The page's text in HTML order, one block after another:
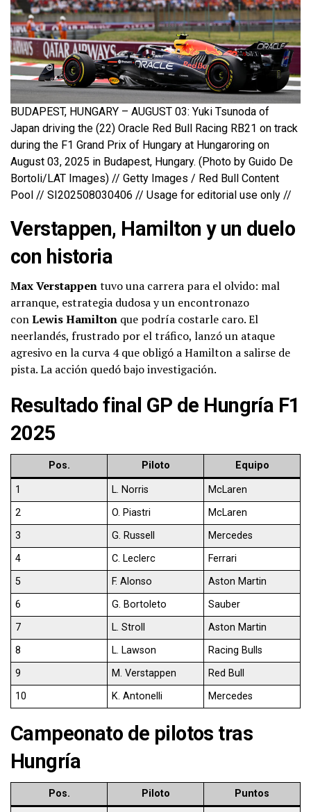
BUDAPEST, HUNGARY – AUGUST 03: Yuki Tsunoda of
Japan driving the (22) Oracle Red Bull Racing RB21 on track
during the F1 Grand Prix of Hungary at Hungaroring on
August 03, 2025 in Budapest, Hungary. (Photo by Guido De
Bortoli/LAT Images) // Getty Images / Red Bull Content
Pool // SI202508030406 // Usage for editorial use only //
Verstappen, Hamilton y un duelo
con historia
Max Verstappentuvo una carrera para el olvido: mal
arranque, estrategia dudosa y un encontronazo
conLewis Hamilton que podría costarle caro. El
neerlandés, frustrado por el tráfico, lanzó un ataque
agresivo en la curva 4 que obligó a Hamilton a salirse de
pista. La acción quedó bajo investigación.
Resultado final GP de Hungría F1
2025
Pos. Piloto Equipo
1 L. Norris
McLaren
2
O. Piastri
McLaren
3
G. Russell
Mercedes
4
C. Leclerc
Ferrari
5
F. Alonso
Aston Martin
6
G. Bortoleto
Sauber
7
L. Stroll
Aston Martin
8
L. Lawson
Racing Bulls
9
M. Verstappen
Red Bull
10
K. Antonelli Mercedes
Campeonato de pilotos tras
Hungría
Pos. Piloto Puntos